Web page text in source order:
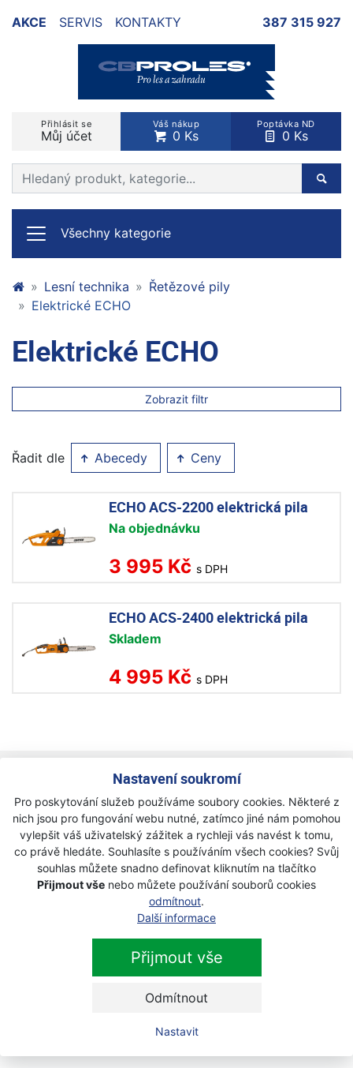
Nastavení soukromí
Pro poskytování služeb používáme soubory cookies. Některé z
nich jsou pro fungování webu nutné, zatímco jiné nám pomohou
vylepšit váš uživatelský zážitek a rychleji vás navést k tomu,
co právě hledáte. Souhlasíte s používáním všech cookies? Svůj
souhlas můžete snadno definovat kliknutím na tlačítko
Přijmout vše nebo můžete používání souborů cookies
odmítnout.
Další informace
Přijmout vše
Odmítnout
Nastavit
AKCE SERVIS KONTAKTY 387 315 927
Přihlásit se
Můj účet
Váš nákup
0 Ks
Poptávka ND
0 Ks
Prohledat web
Všechny kategorie
Lesní technika
Řetězové pily
Elektrické ECHO
Elektrické ECHO
Zobrazit filtr
Řadit dle Abecedy Ceny
ECHO ACS-2200 elektrická pila
Na objednávku
3 995 Kč s DPH
ECHO ACS-2400 elektrická pila
Skladem
4 995 Kč s DPH
Newsletter
Přihlaste se k odběru novinek
Přihlásit
Zaškrtnutím souhlasím se zpracováním osobních
údajů.